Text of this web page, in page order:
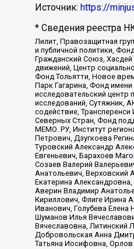
Источник: https://
* Сведения реестра
Лилит, Правозащитная
и публичной политики,
Гражданский Союз,
движений, Центр
Фонд Тольятти, Новое
Парк Гагарина, Фонд
исследовательский центр
исследований, Сутяжник,
содействие,
Северных Стран, Фонд
МЕМО. РУ, Институт
Петрович, Дзугкоева
Туровский Александр
Евгеньевич, Барахоев
Созаев Валерий
Анатольевич, Верховский
Екатерина
Аверин Владимир
Кириллович, Флиге Ирина
Иванович, Голубева Елена
Шуманов Илья
Вячеславовна, Литинский
Добровольская Анна
Татьяна Иосифовна,